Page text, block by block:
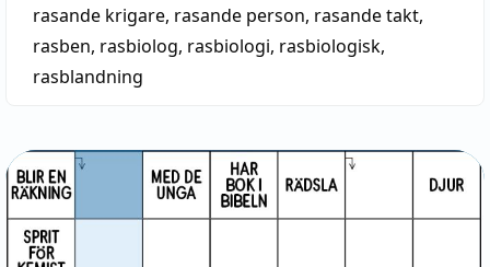
rasande krigare, rasande person, rasande takt,
rasben, rasbiolog, rasbiologi, rasbiologisk,
rasblandning